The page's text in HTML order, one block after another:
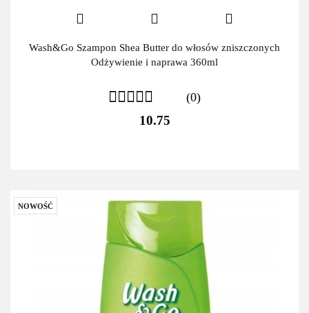
Wash&Go Szampon Shea Butter do włosów zniszczonych
Odżywienie i naprawa 360ml
(0)
10.75
NOWOŚĆ